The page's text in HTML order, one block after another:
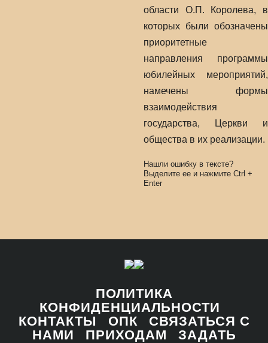
области О.П. Королева, в
которых были обозначены
приоритетные
направления программы
юбилейных мероприятий,
намечены формы
взаимодействия
государства, Церкви и
общества в их реализации.
Нашли ошибку в тексте?
Выделите ее и нажмите Ctrl +
Enter
ПОЛИТИКА
КОНФИДЕНЦИАЛЬНОСТИ
КОНТАКТЫ
ОПК
СВЯЗАТЬСЯ С
НАМИ
ПРИХОДАМ
ЗАДАТЬ